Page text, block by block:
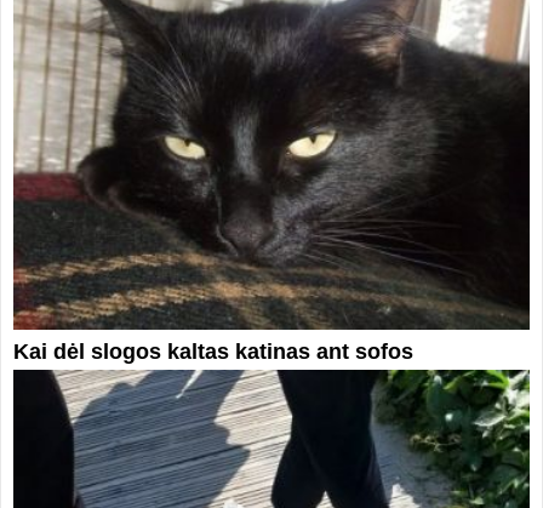
Kai dėl slogos kaltas katinas ant sofos